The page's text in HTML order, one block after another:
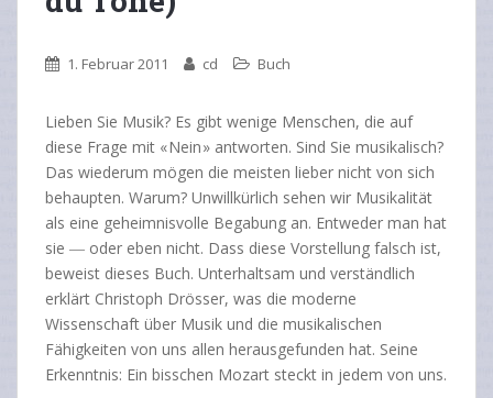
1. Februar 2011 cd Buch
Lieben Sie Musik? Es gibt wenige Menschen, die auf
diese Frage mit « Nein » antworten. Sind Sie musikalisch?
Das wiederum mögen die meisten lieber nicht von sich
behaupten. Warum? Unwillkürlich sehen wir Musikalität
als eine geheimnisvolle Begabung an. Entweder man hat
sie ― oder eben nicht. Dass diese Vorstellung falsch ist,
beweist dieses Buch. Unterhaltsam und verständlich
erklärt Christoph Drösser, was die moderne
Wissenschaft über Musik und die musikalischen
Fähigkeiten von uns allen herausgefunden hat. Seine
Erkenntnis: Ein bisschen Mozart steckt in jedem von uns.